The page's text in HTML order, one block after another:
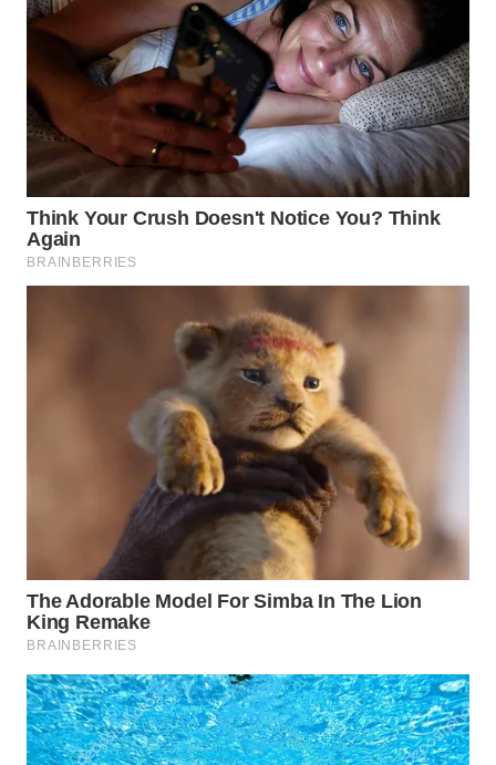
TANJUNG
LESUNG
KARO
WN
SIMALUNGUN
WN
LABUHANBATU
WN
PAKPAK
WN
KARAWANG